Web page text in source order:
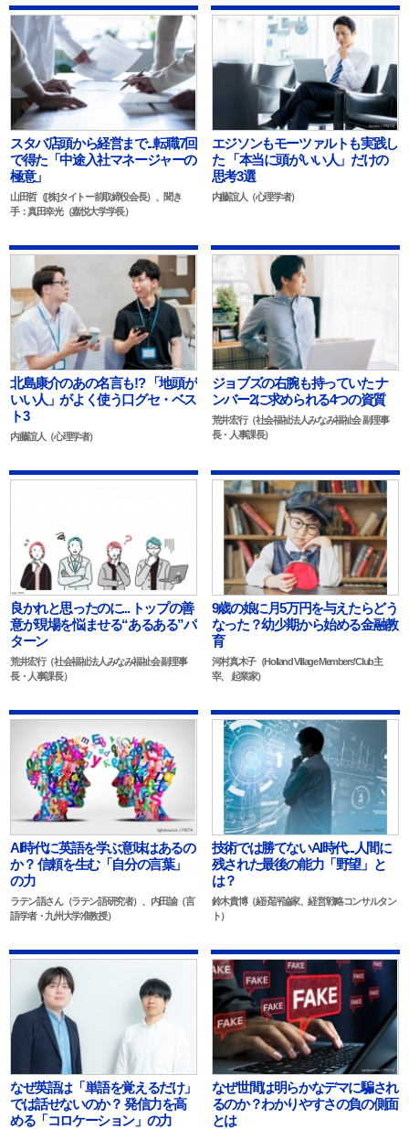
スタバ店頭から経営まで...転職7回
で得た「中途入社マネージャーの
極意」
山田哲（[株]タイトー前取締役会長）、聞き
手：真田幸光（嘉悦大学学長）
エジソンもモーツァルトも実践し
た 「本当に頭がいい人」だけの
思考3選
内藤誼人（心理学者）
北島康介のあの名言も!? 「地頭が
いい人」がよく使う口グセ・ベス
ト3
内藤誼人（心理学者）
ジョブズの右腕も持っていた ナ
ンバー2に求められる4つの資質
荒井宏行（社会福祉法人みなみ福祉会 副理事
長・人事課長）
良かれと思ったのに... トップの善
意が現場を悩ませる“あるある”パ
ターン
荒井宏行（社会福祉法人みなみ福祉会 副理事
長・人事課長）
9歳の娘に月5万円を与えたらどう
なった？幼少期から始める金融教
育
河村真木子（Holland Village Members’ Club主
宰、 起業家）
AI時代に英語を学ぶ意味はあるの
か？ 信頼を生む「自分の言葉」
の力
ラテン語さん（ラテン語研究者）、内田諭（言
語学者・九州大学准教授）
技術では勝てないAI時代...人間に
残された最後の能力「野望」と
は？
鈴木貴博（経済評論家、経営戦略コンサルタン
ト）
なぜ英語は「単語を覚えるだけ」
では話せないのか？ 発信力を高
める「コロケーション」の力
なぜ世間は明らかなデマに騙され
るのか？わかりやすさの負の側面
とは